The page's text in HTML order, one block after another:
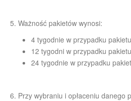
5. Ważność pakietów wynosi:
4 tygodnie w przypadku
12 tygodni w przypadku
24 tygodnie w przypadku
6. Przy wybraniu i opłaceniu danego